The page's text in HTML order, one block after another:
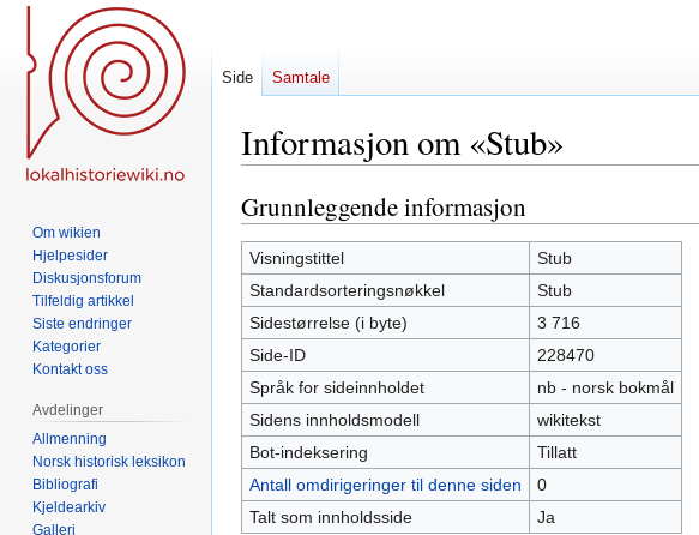
Informasjon om «Stub»
Hopp
til
navigering
Hopp
til
søk
Grunnleggende informasjon
Visningstittel
Stub
Standardsorteringsnøkkel
Stub
Sidestørrelse (i byte)
3 716
Side-ID
228470
Språk for sideinnholdet
nb - norsk bokmål
Sidens innholdsmodell
wikitekst
Bot-indeksering
Tillatt
Antall omdirigeringer til denne siden
0
Talt som innholdsside
Ja
Side Samtale
Om wikien
Hjelpesider
Diskusjonsforum
Tilfeldig artikkel
Siste endringer
Kategorier
Kontakt oss
Avdelinger
Allmenning
Norsk historisk leksikon
Bibliografi
Kjeldearkiv
Galleri